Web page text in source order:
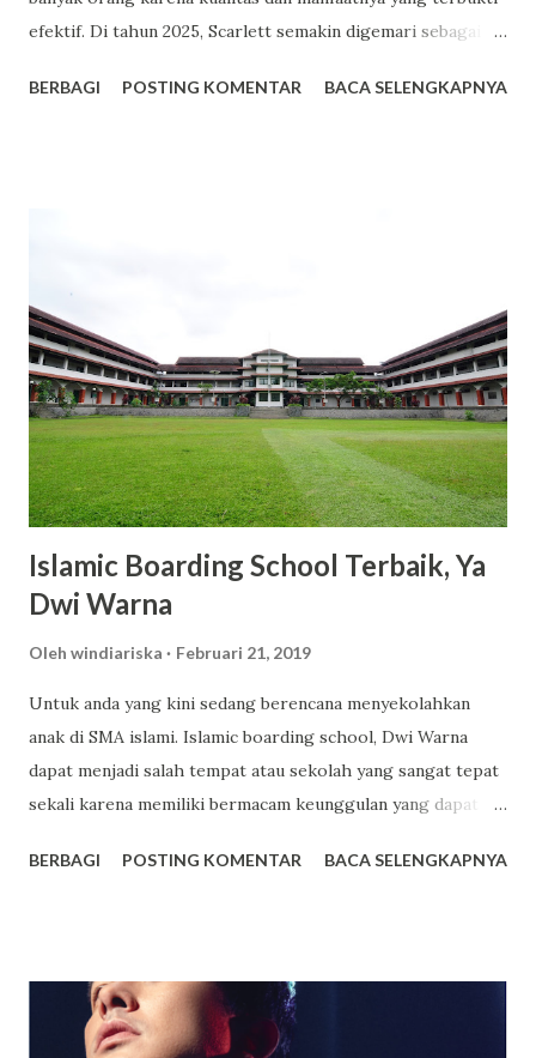
efektif. Di tahun 2025, Scarlett semakin digemari sebagai
alasan mengapa Scarlett menjadi tren bodycare yang patut
harga tersebut, kamu sudah mendapatkan produk
berkualitas dengan manfaat maksimal. 2. Varian Aroma yang
Memikat dan Tahan Lama Scarlett menawarkan berbagai
varian aroma yang tidak hanya menyegarkan, tetapi juga
tahan lama. Varian seperti Romansa, Charming, dan Freshy
menjadi favorit banyak pengguna karena wanginya yang
elegan dan tidak mengganggu. 3. Kandungan Glutat...
BERBAGI POSTING KOMENTAR BACA SELENGKAPNYA
Islamic Boarding School Terbaik, Ya
Dwi Warna
Oleh windiariska Februari 21, 2019
Untuk anda yang kini sedang berencana menyekolahkan
anak di SMA islami. Islamic boarding school, Dwi Warna
dapat menjadi salah tempat atau sekolah yang sangat tepat
sekali karena memiliki bermacam keunggulan yang dapat
sekolah anak. Dwi Warna sendiri ialah sekolah yang
yang sekolah di tempat tersebut. Bagi yang berencana
untuk menyekolahkan anaknya di tempat tersebut berikut
BERBAGI POSTING KOMENTAR BACA SELENGKAPNYA